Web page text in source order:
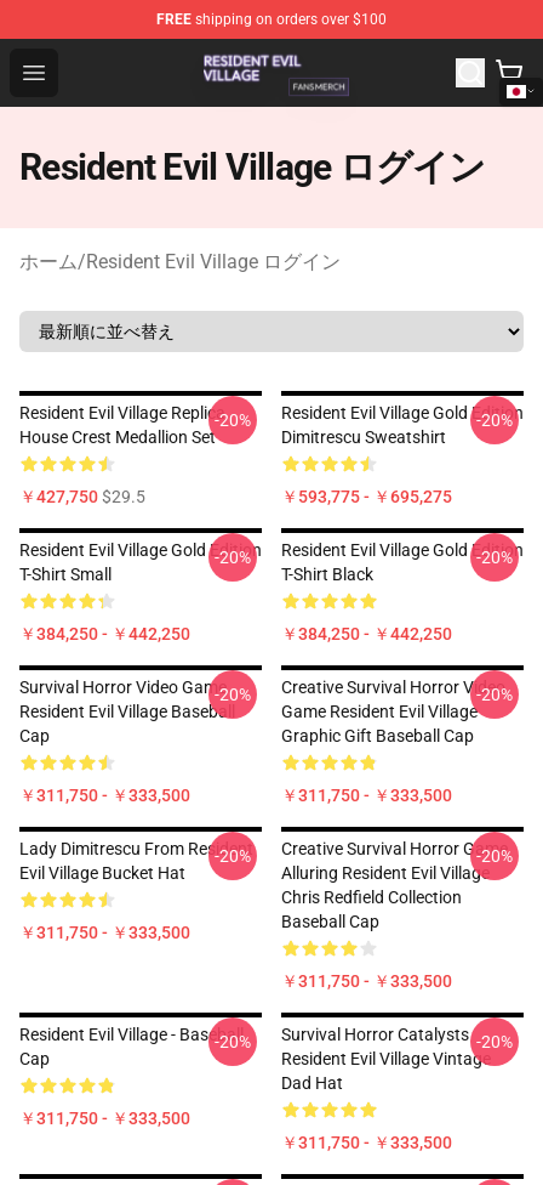
FREE shipping on orders over $100
Open menu
Resident Evil Village Shop - Official Resident Evil Village
Resident Evil Village ログイン
ホーム/Resident Evil Village ログイン
Resident Evil Village Replica
House Crest Medallion Set
￥427,750$29.5
-20%
Resident Evil Village Gold Edition
Dimitrescu Sweatshirt
￥593,775 - ￥695,275
-20%
Resident Evil Village Gold Edition
T-Shirt Small
￥384,250 - ￥442,250
-20%
Resident Evil Village Gold Edition
T-Shirt Black
￥384,250 - ￥442,250
-20%
Survival Horror Video Game
Resident Evil Village Baseball
Cap
￥311,750 - ￥333,500
-20%
Creative Survival Horror Video
Game Resident Evil Village
Graphic Gift Baseball Cap
￥311,750 - ￥333,500
-20%
Lady Dimitrescu From Resident
Evil Village Bucket Hat
￥311,750 - ￥333,500
-20%
Creative Survival Horror Game
Alluring Resident Evil Village
Chris Redfield Collection
Baseball Cap
￥311,750 - ￥333,500
-20%
Resident Evil Village - Baseball
Cap
￥311,750 - ￥333,500
-20%
Survival Horror Catalysts
Resident Evil Village Vintage
Dad Hat
￥311,750 - ￥333,500
-20%